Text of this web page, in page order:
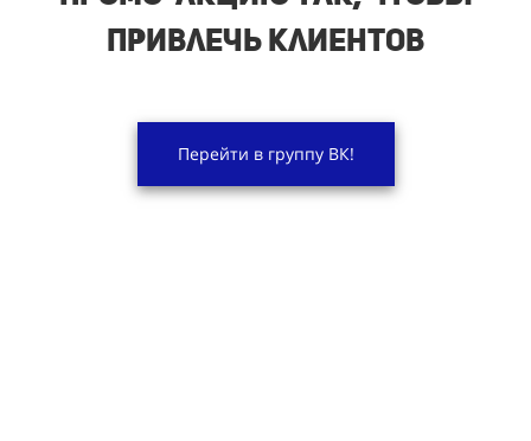
привлечь клиентов
Перейти в группу ВК!